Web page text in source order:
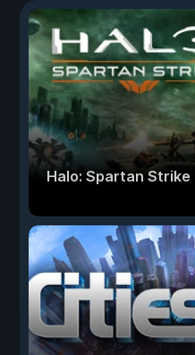
Halo: Spartan Strike